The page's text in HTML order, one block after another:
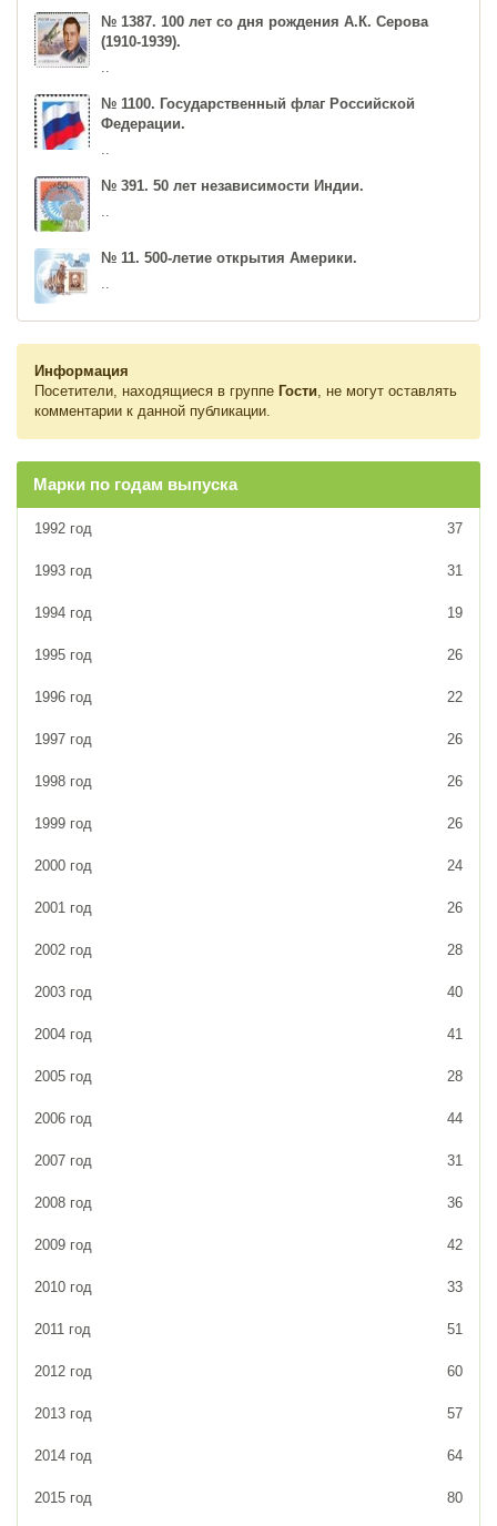
№ 1387. 100 лет со дня рождения А.К. Серова
(1910-1939).
..
№ 1100. Государственный флаг Российской
Федерации.
..
№ 391. 50 лет независимости Индии.
..
№ 11. 500-летие открытия Америки.
..
Информация
Посетители, находящиеся в группе Гости, не могут оставлять
комментарии к данной публикации.
Марки по годам выпуска
1992 год 37
1993 год 31
1994 год 19
1995 год 26
1996 год 22
1997 год 26
1998 год 26
1999 год 26
2000 год 24
2001 год 26
2002 год 28
2003 год 40
2004 год 41
2005 год 28
2006 год 44
2007 год 31
2008 год 36
2009 год 42
2010 год 33
2011 год 51
2012 год 60
2013 год 57
2014 год 64
2015 год 80